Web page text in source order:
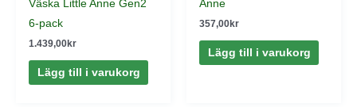
Väska Little Anne Gen2
6-pack
1.439,00kr
Lägg till i varukorg
Anne
357,00kr
Lägg till i varukorg